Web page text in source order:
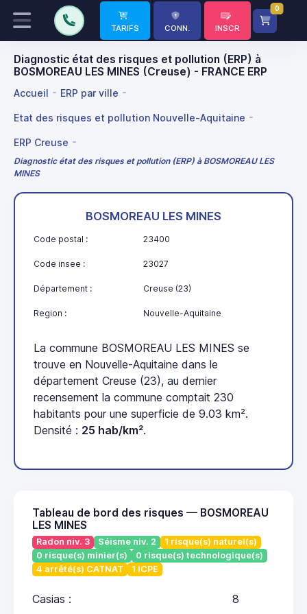
TARIFS CONN. INSCR
0
Diagnostic état des risques et pollution (ERP) à
BOSMOREAU LES MINES (Creuse) - FRANCE ERP
Accueil ERP par ville
Etat des risques et pollution Nouvelle-Aquitaine
ERP Creuse
Diagnostic état des risques et pollution (ERP) à BOSMOREAU LES
MINES
BOSMOREAU LES MINES
Code postal : 23400
Code insee : 23027
Département : Creuse (23)
Region : Nouvelle-Aquitaine
La commune BOSMOREAU LES MINES se
trouve en Nouvelle-Aquitaine dans le
département Creuse (23), au dernier
recensement la commune comptait 230
habitants pour une superficie de 9.03 km².
Densité : 25 hab/km².
Tableau de bord des risques — BOSMOREAU
LES MINES
Radon niv. 3 Séisme niv. 2
1 risque(s) naturel(s)
0 risque(s) minier(s)
0 risque(s) technologique(s)
4 arrêté(s) CATNAT
1 ICPE
Casias : 8